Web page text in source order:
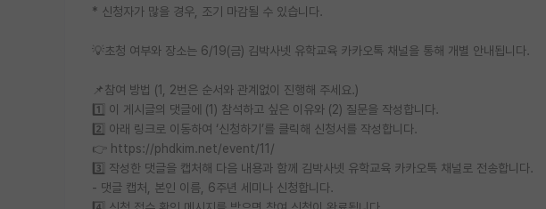
* 신청자가 많을 경우, 조기 마감될 수 있습니다.
💡초청 여부와 장소는 6/19(금) 김박사넷 유학교육 카카오톡 채널을 통해 개별 안내됩니다.
📌참여 방법 (1, 2번은 순서와 관계없이 진행해 주세요.)
1️⃣ 이 게시글의 댓글에 (1) 참석하고 싶은 이유와 (2) 질문을 작성합니다.
2️⃣ 아래 링크로 이동하여 ‘신청하기’를 클릭해 신청서를 작성합니다.
👉 https://phdkim.net/event/11/
3️⃣ 작성한 댓글을 캡처해 다음 내용과 함께 김박사넷 유학교육 카카오톡 채널로 전송합니다.
- 댓글 캡처, 본인 이름, 6주년 세미나 신청합니다.